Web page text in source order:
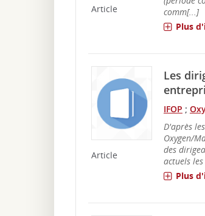
Article
comm[...]
Plus
Article
Les
IFOP ;
D'après
Oxygen/
des
actuels
Plus